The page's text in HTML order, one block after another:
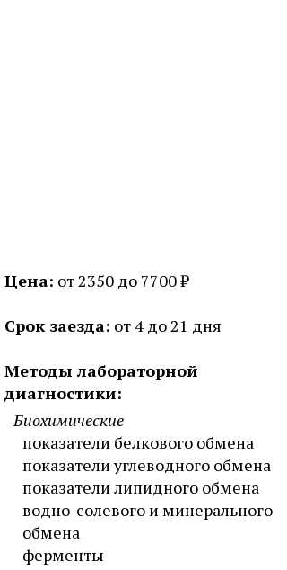
Цена: от 2350 до 7700 ₽
Срок заезда: от 4 до 21 дня
Методы лабораторной
диагностики:
Биохимические
показатели белкового обмена
показатели углеводного обмена
показатели липидного обмена
водно-солевого и минерального
обмена
ферменты